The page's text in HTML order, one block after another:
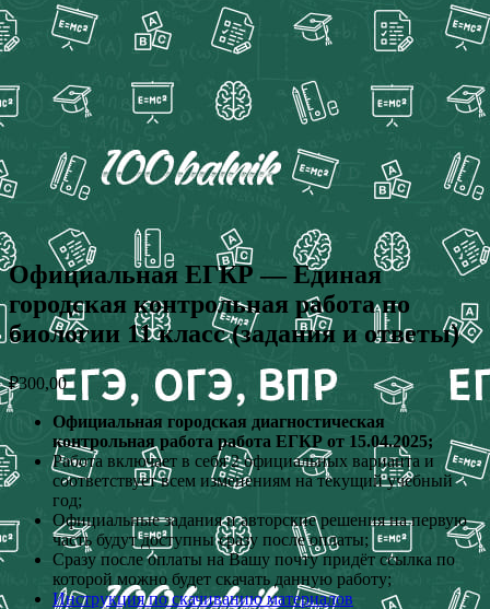
Официальная ЕГКР — Единая
городская контрольная работа по
биологии 11 класс (задания и ответы)
₽300,00
Официальная городская диагностическая
контрольная работа работа ЕГКР от 15.04.2025;
Работа включает в себя 2 официальных варианта и
соответствует всем изменениям на текущий учебный
год;
Официальные задания и авторские решения на первую
часть будут доступны сразу после оплаты;
Сразу после оплаты на Вашу почту придёт ссылка по
которой можно будет скачать данную работу;
Инструкция по скачиванию материалов